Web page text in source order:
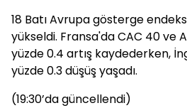
18 Batı Avrupa gösterge
yükseldi. Fransa'da CAC 40 ve
yüzde 0.4 artış kaydederken,
yüzde 0.3 düşüş yaşadı.
(19:30’da güncellendi)